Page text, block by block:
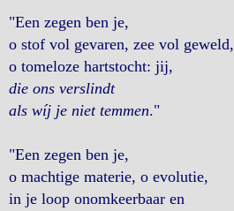
"Een zegen ben je,
o stof vol gevaren, zee vol geweld,
o tomeloze hartstocht: jij,
die ons verslindt
als wíj je niet temmen."
"Een zegen ben je,
o machtige materie, o evolutie,
in je loop onomkeerbaar en